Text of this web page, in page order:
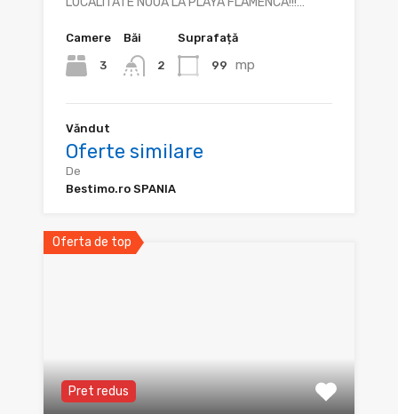
Camere
3
Băi
2
Suprafață
99 mp
Văndut
Oferte similare
De
Bestimo.ro SPANIA
Oferta de top
Pret redus